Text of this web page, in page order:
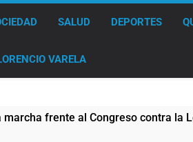
SALUD DEPORTES
VARELA
al Congreso contra la Ley de